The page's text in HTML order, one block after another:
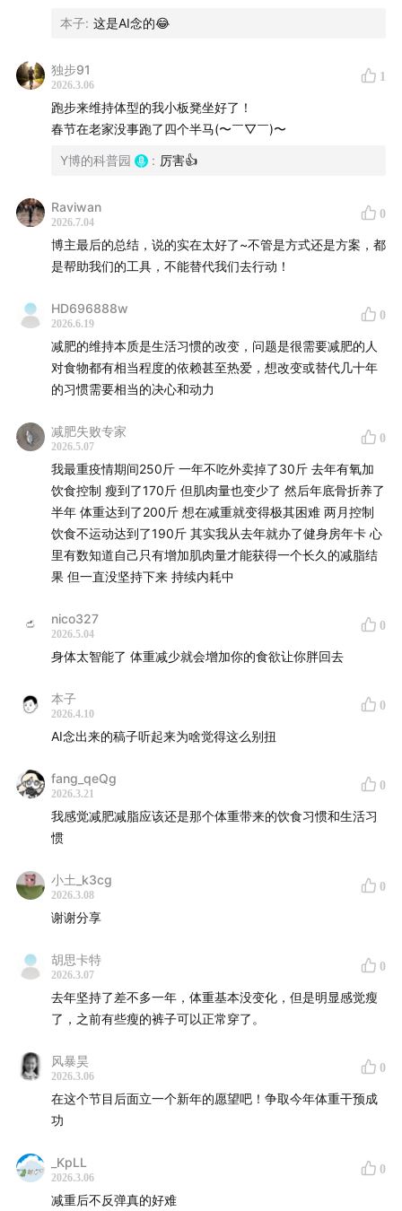
恢复常态，能量摄入也将回归用药前的水平，因能量摄入
从能量代谢角度看，静息时维持基本生命功能的基础代谢
占每日总热量消耗的60%~70%，是我们普通人能量消耗
导致的代谢适应还有一个显著特征：减肥后的基础代谢率
低于常人。例如两个BMI都是25的人，一个一直如此，而
另一个是从30减肥减下来的，后者的基础代谢率会低于前
引发体重反弹。
一些减肥的跟踪研究显示，肥胖症患者显著减重（超过
5%）后，包括瘦素、GLP-1在内的诸多与食欲、代谢调节
果是让人体更倾向于摄入、存储更多能量。
减肥还会让食物与中枢神经系统的奖励机制联系变得更紧
密，也就是让人有更强的食欲。
在反弹中寻找解药
虑的冲刺跑，而应该是漫长人生路上的健康选择。更持久
的减肥干预，带来的减重效果更显著，就算干预结束，效
果维持也更久。
一些有效性很好的减肥药上市，让很多人对减肥有不切实
际的预期。美国的一些调查显示绝大多数参与减肥的人，
从群体水平看，饮食控制与运动，在最好的情况下，平均
减重也只有5-10%。上述预期减肥手术尚有希望（仍会有
是一部分甚至是一小部分人“达标”。心比天高的结果是只
有凤毛麟角的人会对减肥满意，反而打击长期坚持的积极
性，导致更普遍的减肥失败或反弹。
保持合理的预期，愿意接受小幅改善，即使进步微弱，仍
然坚持不懈，这才是不怕反弹的减肥方案吧。
参考资料：
CDC研究显示，不同于肥胖，超重与过高的死亡风险无
关
肥胖症患者减重超过5%才有显著的健康收益
本子: 这是AI念的😂
独步91
2026.3.06
1
跑步来维持体型的我小板凳坐好了！
春节在老家没事跑了四个半马(〜￣▽￣)〜
Y博的科普园 : 厉害👍
Raviwan
2026.7.04
0
博主最后的总结，说的实在太好了~不管是方式还是方案，都
是帮助我们的工具，不能替代我们去行动！
HD696888w
2026.6.19
0
减肥的维持本质是生活习惯的改变，问题是很需要减肥的人
对食物都有相当程度的依赖甚至热爱，想改变或替代几十年
的习惯需要相当的决心和动力
减肥失败专家
2026.5.07
0
我最重疫情期间250斤 一年不吃外卖掉了30斤 去年有氧加
饮食控制 瘦到了170斤 但肌肉量也变少了 然后年底骨折养了
半年 体重达到了200斤 想在减重就变得极其困难 两月控制
饮食不运动达到了190斤 其实我从去年就办了健身房年卡 心
里有数知道自己只有增加肌肉量才能获得一个长久的减脂结
果 但一直没坚持下来 持续内耗中
nico327
2026.5.04
0
身体太智能了 体重减少就会增加你的食欲让你胖回去
本子
2026.4.10
0
AI念出来的稿子听起来为啥觉得这么别扭
fang_qeQg
2026.3.21
0
我感觉减肥减脂应该还是那个体重带来的饮食习惯和生活习
惯
小土_k3cg
2026.3.08
0
谢谢分享
胡思卡特
2026.3.07
0
去年坚持了差不多一年，体重基本没变化，但是明显感觉瘦
了，之前有些瘦的裤子可以正常穿了。
风暴昊
2026.3.06
0
在这个节目后面立一个新年的愿望吧！争取今年体重干预成
功
_KpLL
2026.3.06
0
减重后不反弹真的好难